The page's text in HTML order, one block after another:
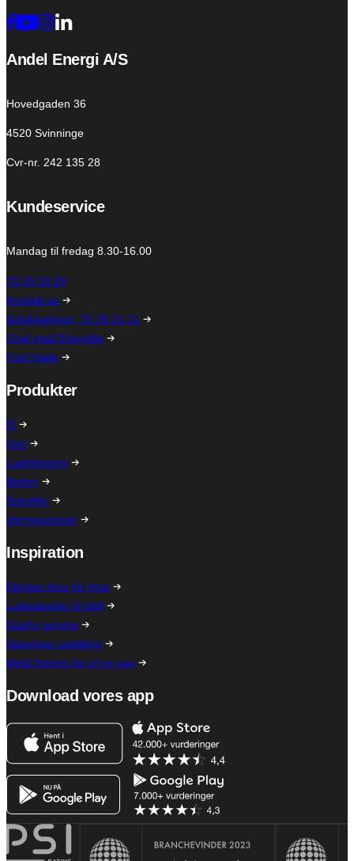
Andel Energi A/S
Hovedgaden 36
4520 Svinninge
Cvr-nr. 242 135 28
Kundeservice
Mandag til fredag 8.30-16.00
70 29 29 29
Kontakt os
Solsikkelinjen: 70 29 21 21
Chat med Energitte
Find hjælp
Produkter
El
Gas
Ladeløsning
Batteri
Solceller
Varmepumper
Inspiration
Elpriser time for time
Ladestander til elbil
Gasfyr service
Gaspriser udvikling
Meld flytning for el og gas
Download vores app